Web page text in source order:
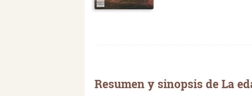
Resumen y sinopsis de La